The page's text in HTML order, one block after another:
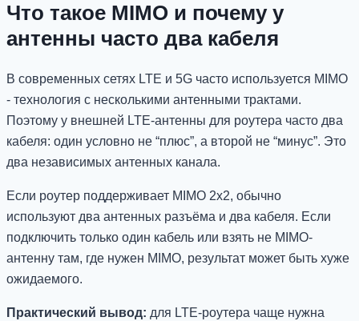
Что такое MIMO и почему у
антенны часто два кабеля
В современных сетях LTE и 5G часто используется MIMO
- технология с несколькими антенными трактами.
Поэтому у внешней LTE-антенны для роутера часто два
кабеля: один условно не “плюс”, а второй не “минус”. Это
два независимых антенных канала.
Если роутер поддерживает MIMO 2x2, обычно
используют два антенных разъёма и два кабеля. Если
подключить только один кабель или взять не MIMO-
антенну там, где нужен MIMO, результат может быть хуже
ожидаемого.
Практический вывод: для LTE-роутера чаще нужна